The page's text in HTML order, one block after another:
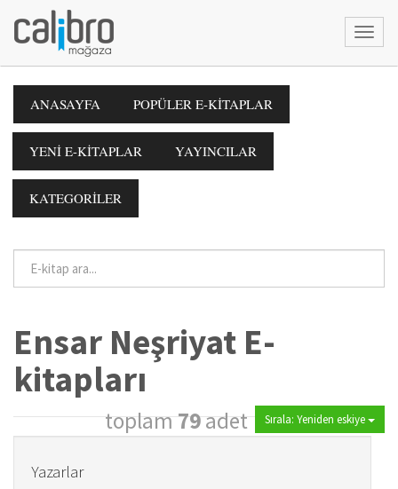
ANASAYFA POPÜLER E-KİTAPLAR
YENİ E-KİTAPLAR YAYINCILAR
KATEGORİLER
Ensar Neşriyat E-
kitapları
toplam79adet Sırala: Yeniden eskiye
Yazarlar